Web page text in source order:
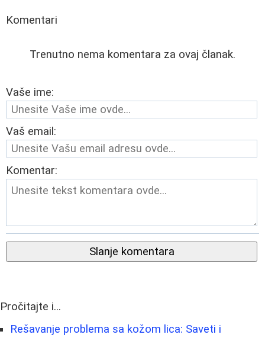
Komentari
Trenutno nema komentara za ovaj članak.
Vaše ime:
Vaš email:
Komentar:
Slanje komentara
Pročitajte i...
Rešavanje problema sa kožom lica: Saveti i